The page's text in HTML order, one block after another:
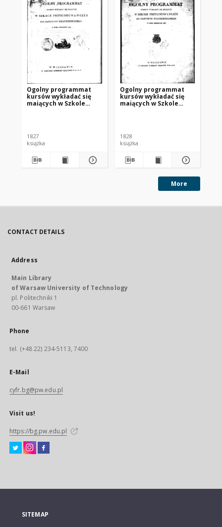
Ogolny programmat
kursów wykładać się
maiących w Szkole
1827
książka
Ogolny programmat
kursów wykładać się
maiących w Szkole
1828
książka
More
CONTACT DETAILS
Address
Main Library
of Warsaw University of Technology
pl. Politechniki 1
00-661 Warsaw
Phone
tel. (+48 22) 234-5113, 7400
E-Mail
cyfr.bg@pw.edu.pl
Visit us!
https://bg.pw.edu.pl
SITEMAP